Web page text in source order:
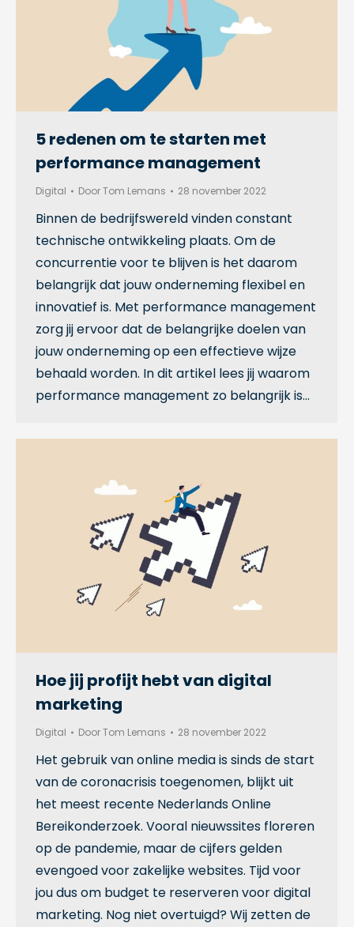
5 redenen om te starten met
performance management
Digital DoorTom Lemans 28 november 2022
Binnen de bedrijfswereld vinden constant
technische ontwikkeling plaats. Om de
concurrentie voor te blijven is het daarom
belangrijk dat jouw onderneming flexibel en
innovatief is. Met performance management
zorg jij ervoor dat de belangrijke doelen van
jouw onderneming op een effectieve wijze
behaald worden. In dit artikel lees jij waarom
performance management zo belangrijk is…
Hoe jij profijt hebt van digital
marketing
Digital DoorTom Lemans 28 november 2022
Het gebruik van online media is sinds de start
van de coronacrisis toegenomen, blijkt uit
het meest recente Nederlands Online
Bereikonderzoek. Vooral nieuwssites floreren
op de pandemie, maar de cijfers gelden
evengoed voor zakelijke websites. Tijd voor
jou dus om budget te reserveren voor digital
marketing. Nog niet overtuigd? Wij zetten de